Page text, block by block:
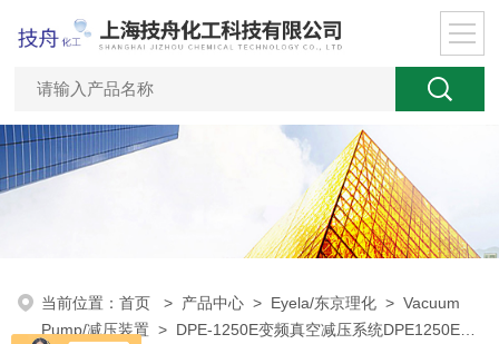
当前位置：首页 > 产品中心 > Eyela/东京理化 >Vacuum
Pump/减压装置 > DPE-1250E变频真空减压系统DPE1250E